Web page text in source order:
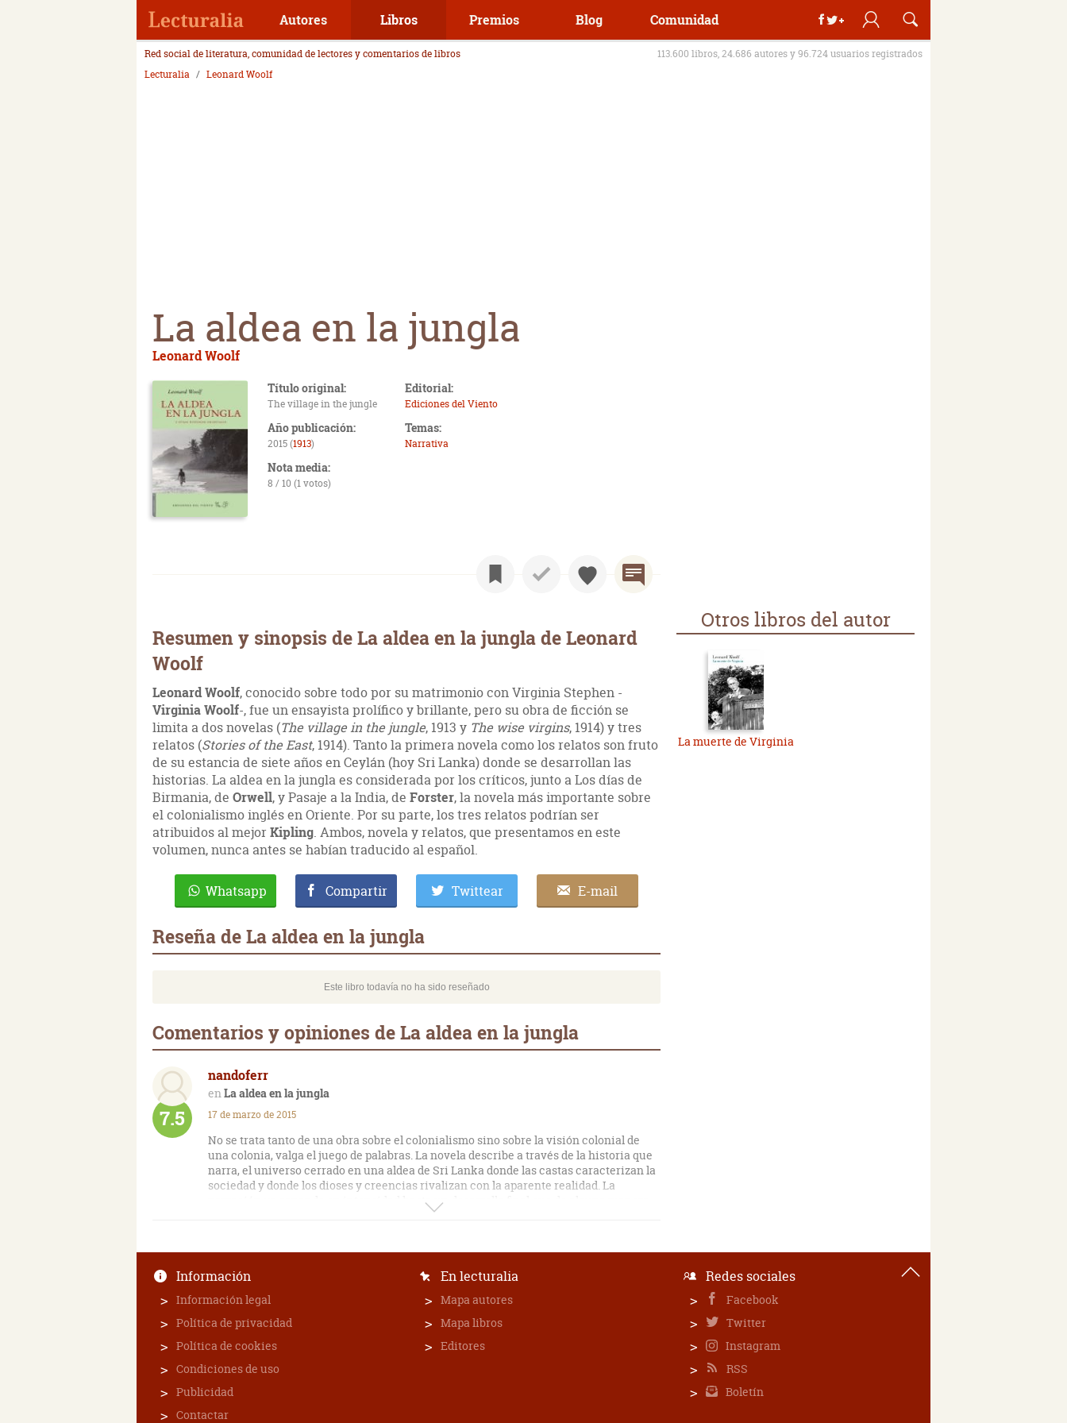
Autores Libros Premios Blog Comunidad
Red social de literatura, comunidad de lectores y comentarios de libros
113.600 libros, 24.686 autores y 96.724 usuarios registrados
Lecturalia
Leonard Woolf
La aldea en la jungla
Leonard Woolf
Título original:
The village in the jungle
Editorial:
Ediciones del Viento
Año publicación:
2015 (1913)
Temas:
Narrativa
Nota media:
8 / 10 (1 votos)
Resumen y sinopsis de La aldea en la jungla de Leonard
Woolf
Leonard Woolf, conocido sobre todo por su matrimonio con Virginia Stephen -
Virginia Woolf-, fue un ensayista prolífico y brillante, pero su obra de ficción se
limita a dos novelas (The village in the jungle, 1913 y The wise virgins, 1914) y tres
relatos (Stories of the East, 1914). Tanto la primera novela como los relatos son fruto
de su estancia de siete años en Ceylán (hoy Sri Lanka) donde se desarrollan las
historias. La aldea en la jungla es considerada por los críticos, junto a Los días de
Birmania, de Orwell, y Pasaje a la India, de Forster, la novela más importante sobre
el colonialismo inglés en Oriente. Por su parte, los tres relatos podrían ser
atribuidos al mejor Kipling. Ambos, novela y relatos, que presentamos en este
volumen, nunca antes se habían traducido al español.
Whatsapp Compartir Twittear E-mail
Reseña de La aldea en la jungla
Este libro todavía no ha sido reseñado
Comentarios y opiniones de La aldea en la jungla
nandoferr
La aldea en la jungla
7.5 17 de marzo de 2015
No se trata tanto de una obra sobre el colonialismo sino sobre la visión colonial de
una colonia, valga el juego de palabras. La novela describe a través de la historia que
narra, el universo cerrado en una aldea de Sri Lanka donde las castas caracterizan la
sociedad y donde los dioses y creencias rivalizan con la aparente realidad. La
narración va ganando en intensidad hasta un desarrollo final que de alguna manera
marca también la derrota de un sistema inviable de convivencia. El volumen se
Otros libros del autor
La muerte de Virginia
Información
Información legal
Política de privacidad
Política de cookies
Condiciones de uso
Publicidad
Contactar
En lecturalia
Mapa autores
Mapa libros
Editores
Redes sociales
Facebook
Twitter
Instagram
RSS
Boletín